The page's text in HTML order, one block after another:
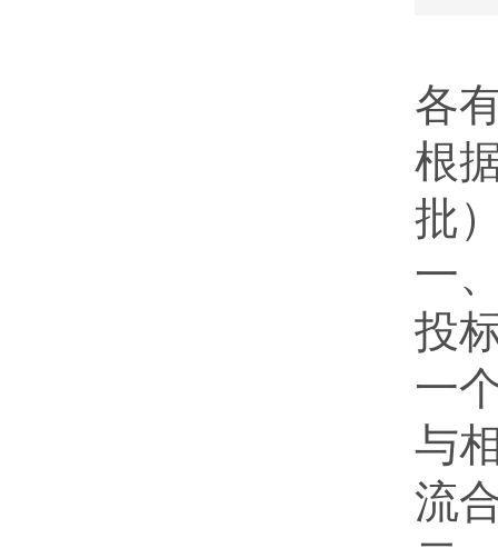
各
根
批
一
投
一
与
流